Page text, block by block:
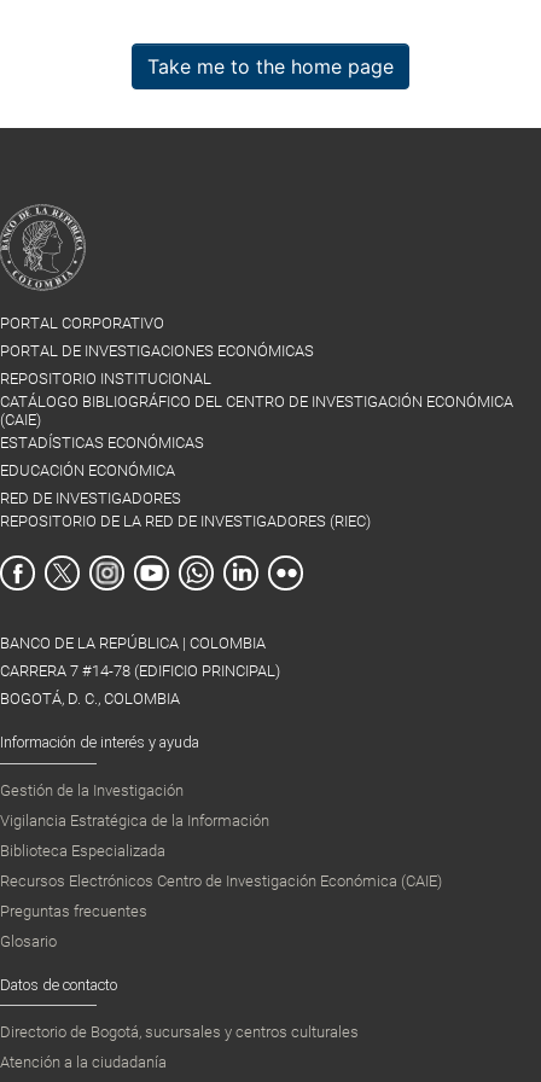
Take me to the home page
PORTAL CORPORATIVO
PORTAL DE INVESTIGACIONES ECONÓMICAS
REPOSITORIO INSTITUCIONAL
CATÁLOGO BIBLIOGRÁFICO DEL CENTRO DE INVESTIGACIÓN ECONÓMICA
(CAIE)
ESTADÍSTICAS ECONÓMICAS
EDUCACIÓN ECONÓMICA
RED DE INVESTIGADORES
REPOSITORIO DE LA RED DE INVESTIGADORES (RIEC)
BANCO DE LA REPÚBLICA | COLOMBIA
CARRERA 7 #14-78 (EDIFICIO PRINCIPAL)
BOGOTÁ, D. C., COLOMBIA
Información de interés y ayuda
Gestión de la Investigación
Vigilancia Estratégica de la Información
Biblioteca Especializada
Recursos Electrónicos Centro de Investigación Económica (CAIE)
Preguntas frecuentes
Glosario
Datos de contacto
Directorio de Bogotá, sucursales y centros culturales
Atención a la ciudadanía